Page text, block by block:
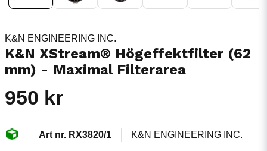
K&N ENGINEERING INC.
K&N XStream® Högeffektfilter (62
mm) - Maximal Filterarea
950 kr
RX3820/1 K&N ENGINEERING INC.